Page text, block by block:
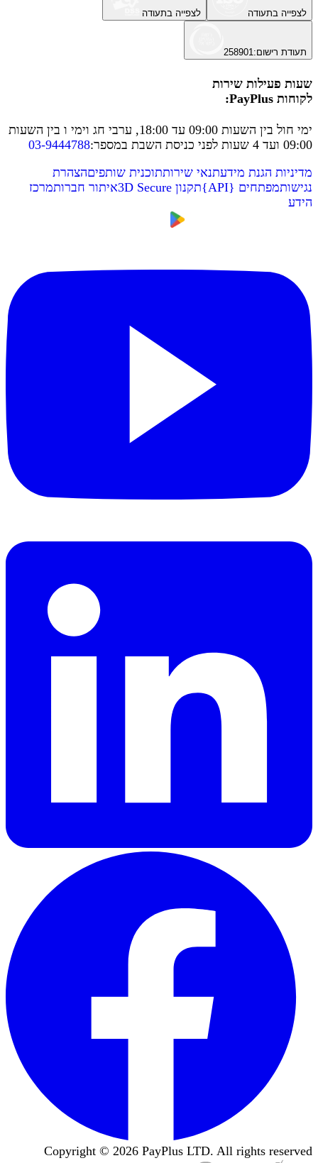
לצפייה בתעודה לצפייה בתעודה
תעודת רישום:
258901
שעות פעילות שירות
לקוחות PayPlus:
ימי חול בין השעות 09:00 עד 18:00, ערבי חג וימי ו בין השעות
09:00 ועד 4 שעות לפני כניסת השבת במספר
:
03-9444788
מדיניות הגנת מידעתנאי שירותתוכנית שותפיםהצהרת
נגישותמפתחים {
API
}תקנון 3D Secure איתור חברותמרכז
הידע
Copyright © 2026 PayPlus LTD. All rights reserved